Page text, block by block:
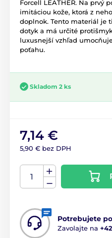
Forcell LEATHER. Na prvý
imitáciou kože, ktorá z
doplnok. Tento materiál je
dotyk a má určité
luxusnejší vzhľad
poťahu.
Skladom 2 ks
7,14 €
5,90 € bez DPH
Potrebujete
Zavolajte na